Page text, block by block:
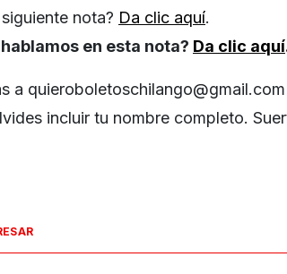
nota? Da clic aquí.
en esta nota? Da clic aquí
a quieroboletoschilango@gmail.com
incluir tu nombre completo.